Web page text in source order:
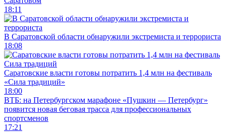
18:11
В Саратовской области обнаружили экстремиста и террориста
18:08
Саратовские власти готовы потратить 1,4 млн на фестиваль
«Сила традиций»
18:00
ВТБ: на Петербургском марафоне «Пушкин — Петербург»
появится новая беговая трасса для профессиональных
спортсменов
17:21